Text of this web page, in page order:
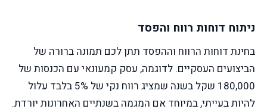
ניתוח דוחות רווח והפסד
בחינת דוחות הרווח וההפסד תתן לכם תמונה ברורה של
הביצועים העסקיים. לדוגמה, עסק קמעונאי עם הכנסות של
180,000 שקל בשנה שמציג רווח נקי של 5% בלבד עלול
להיות בעייתי, במיוחד אם המגמה בשנתיים האחרונות יורדת.